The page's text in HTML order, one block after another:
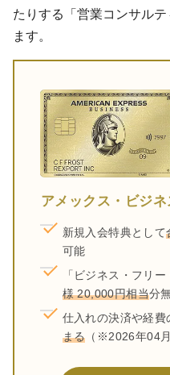
たりする「営業コンサル
ます。
アメックス・ビジ
新規入会特典として
可能
「ビジネス・フリ
様 20,000円相当分
仕入れの決済や経費
まる （※2026年04月